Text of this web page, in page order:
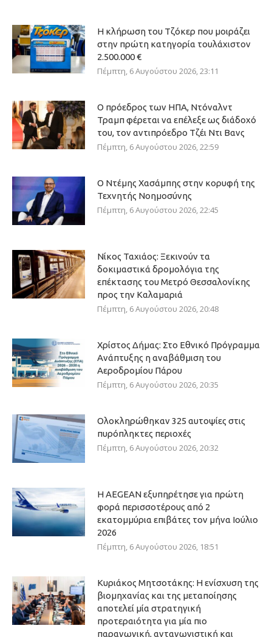
Η κλήρωση του Τζόκερ που μοιράζει
στην πρώτη κατηγορία τουλάχιστον
2.500.000 €
Πέμπτη, 6 Αυγούστου 2026, 23:11
Ο πρόεδρος των ΗΠΑ, Ντόναλντ
Τραμπ φέρεται να επέλεξε ως διάδοχό
του, τον αντιπρόεδρο Τζέι Ντι Βανς
Πέμπτη, 6 Αυγούστου 2026, 22:59
Ο Ντέμης Χασάμπης στην κορυφή της
Τεχνητής Νοημοσύνης
Πέμπτη, 6 Αυγούστου 2026, 22:45
Νίκος Ταχιάος: Ξεκινούν τα
δοκιμαστικά δρομολόγια της
επέκτασης του Μετρό Θεσσαλονίκης
προς την Καλαμαριά
Πέμπτη, 6 Αυγούστου 2026, 20:48
Χρίστος Δήμας: Στο Εθνικό Πρόγραμμα
Ανάπτυξης η αναβάθμιση του
Αεροδρομίου Πάρου
Πέμπτη, 6 Αυγούστου 2026, 20:35
Ολοκληρώθηκαν 325 αυτοψίες στις
πυρόπληκτες περιοχές
Πέμπτη, 6 Αυγούστου 2026, 20:32
Η AEGEAN εξυπηρέτησε για πρώτη
φορά περισσοτέρους από 2
εκατομμύρια επιβάτες τον μήνα Ιούλιο
2026
Πέμπτη, 6 Αυγούστου 2026, 18:51
Κυριάκος Μητσοτάκης: Η ενίσχυση της
βιομηχανίας και της μεταποίησης
αποτελεί μία στρατηγική
προτεραιότητα για μία πιο
παραγωγική, ανταγωνιστική και